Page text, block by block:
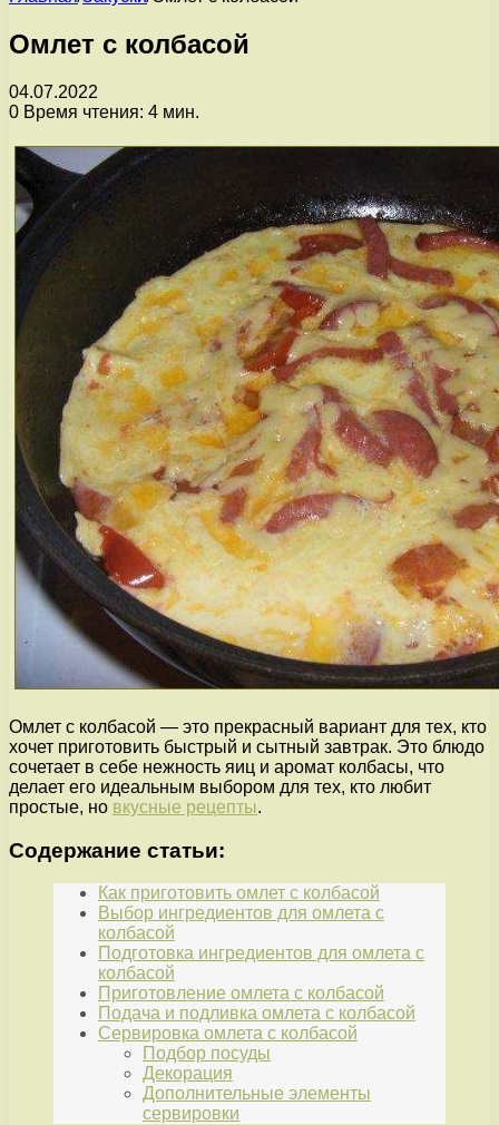
Омлет с колбасой
04.07.2022
0 Время чтения: 4 мин.
Омлет с колбасой — это прекрасный вариант для тех, кто
хочет приготовить быстрый и сытный завтрак. Это блюдо
сочетает в себе нежность яиц и аромат колбасы, что
делает его идеальным выбором для тех, кто любит
простые, но вкусные рецепты.
Содержание статьи:
Как приготовить омлет с колбасой
Выбор ингредиентов для омлета с
колбасой
Подготовка ингредиентов для омлета с
колбасой
Приготовление омлета с колбасой
Подача и подливка омлета с колбасой
Сервировка омлета с колбасой
Подбор посуды
Декорация
Дополнительные элементы
сервировки